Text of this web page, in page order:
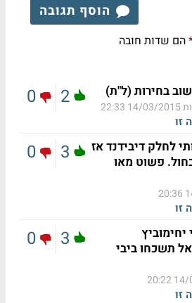
הוסף תגובה
הם שדות חובה
14/03/2015 22:33
זו
2
0
לחלק דיבידנד אז
פשוט מאו
זו
3
0
תשכחו ביבי
14/
זו
3
0